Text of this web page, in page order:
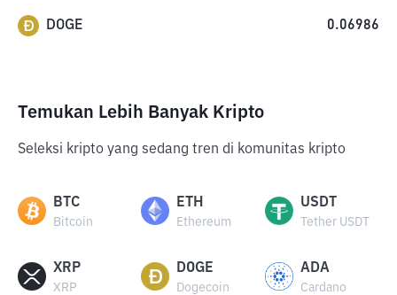
DOGE 0.06986
Temukan Lebih Banyak Kripto
Seleksi kripto yang sedang tren di komunitas kripto
BTC
Bitcoin
ETH
Ethereum
USDT
Tether USDT
XRP
XRP
DOGE
Dogecoin
ADA
Cardano